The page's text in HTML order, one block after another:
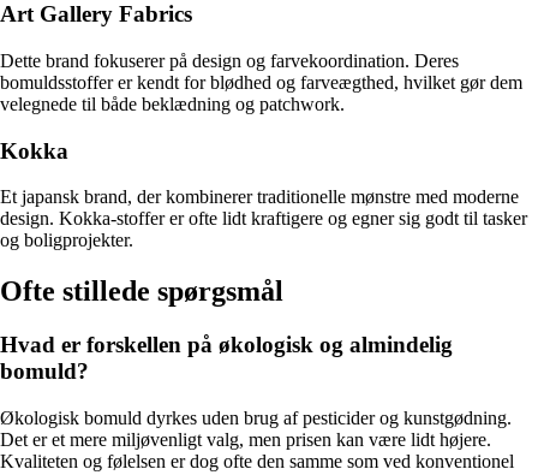
Art Gallery Fabrics
Dette brand fokuserer på design og farvekoordination. Deres
bomuldsstoffer er kendt for blødhed og farveægthed, hvilket gør dem
velegnede til både beklædning og patchwork.
Kokka
Et japansk brand, der kombinerer traditionelle mønstre med moderne
design. Kokka-stoffer er ofte lidt kraftigere og egner sig godt til tasker
og boligprojekter.
Ofte stillede spørgsmål
Hvad er forskellen på økologisk og almindelig
bomuld?
Økologisk bomuld dyrkes uden brug af pesticider og kunstgødning.
Det er et mere miljøvenligt valg, men prisen kan være lidt højere.
Kvaliteten og følelsen er dog ofte den samme som ved konventionel